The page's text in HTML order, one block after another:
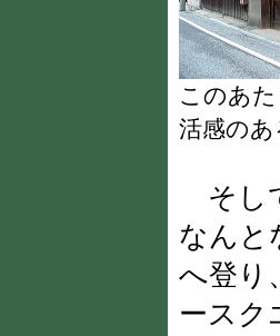
このあ
活感の
そし
なんと
へ登り
ースク